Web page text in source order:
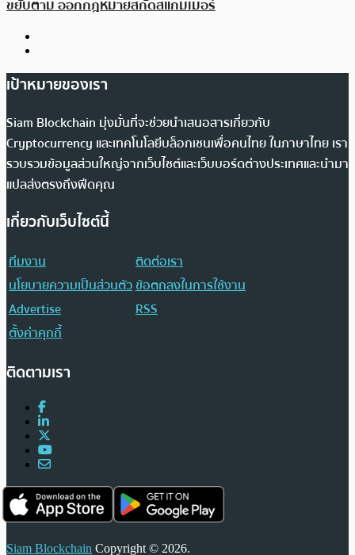
ขยับตาม ออกกฎหมายสกัดสแกมเมอร์
เป้าหมายของเรา
Siam Blockchain มุ่งมั่นที่จะช่วยนำเสนอสารเกี่ยวกับ
Cryptocurrency และเทคโนโลยีบล็อกเชนเพื่อคนไทย ในภาษาไทย เรา
รวบรวมข้อมูลส่วนใหญ่จากเว็บไซต์และเว็บบอร์ดต่างประเทศและนำมา
แปลส่งตรงถึงฟีดคุณ
เกี่ยวกับเว็บไซต์นี้
ทีมงาน
ติดต่อเรา
นโยบายความเป็นส่วนตัวข้อตกลงในการใช้งาน
Advertise
RSS
ตั้งค่าคุกกี้
ติดตามเรา
Siam Blockchain Copyright © 2026.